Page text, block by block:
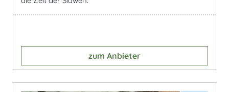
zum Anbieter